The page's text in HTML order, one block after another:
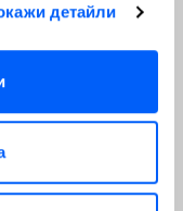
детайли